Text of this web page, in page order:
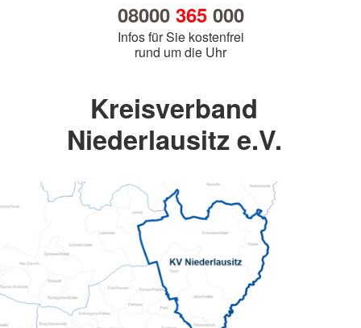
08000 365000
Infos für Sie kostenfrei
rund um die Uhr
Kreisverband
Niederlausitz e.V.